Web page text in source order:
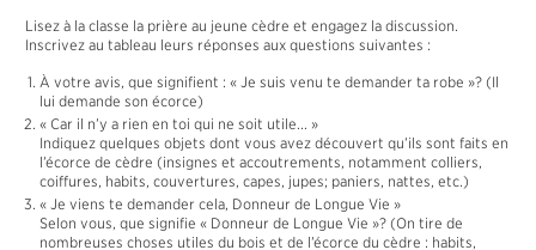
MATÉRIAUX
Lisez à la classe la prière au jeune cèdre et engagez la discussion.
Inscrivez au tableau leurs réponses aux questions suivantes :
À votre avis, que signifient : « Je suis venu te demander ta robe »? (Il
lui demande son écorce)
« Car il n’y a rien en toi qui ne soit utile... »
Indiquez quelques objets dont vous avez découvert qu’ils sont faits en
l’écorce de cèdre (insignes et accoutrements, notamment colliers,
coiffures, habits, couvertures, capes, jupes; paniers, nattes, etc.)
« Je viens te demander cela, Donneur de Longue Vie »
Selon vous, que signifie « Donneur de Longue Vie »? (On tire de
nombreuses choses utiles du bois et de l’écorce du cèdre : habits,